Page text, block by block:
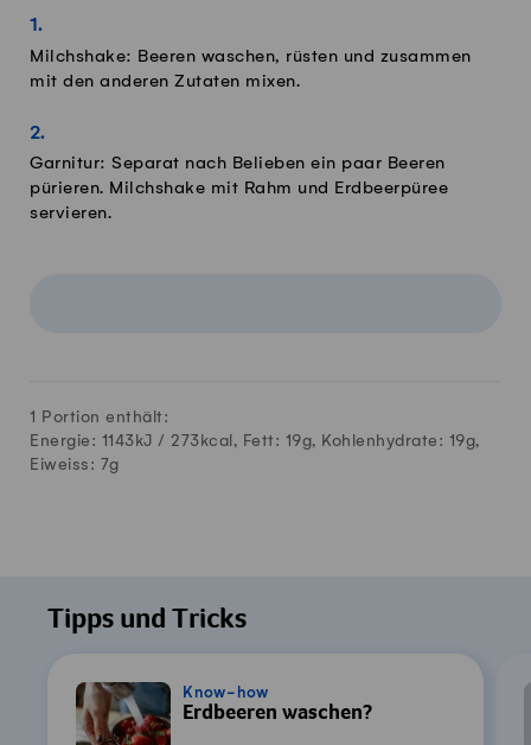
Milchshake: Beeren waschen, rüsten und zusammen
mit den anderen Zutaten mixen.
Garnitur: Separat nach Belieben ein paar Beeren
pürieren. Milchshake mit Rahm und Erdbeerpüree
servieren.
1 Portion enthält:
Energie: 1143kJ / 273 kcal, Fett: 19g, Kohlenhydrate: 19g,
Eiweiss: 7g
Tipps und Tricks
Know-how
Erdbeeren waschen?